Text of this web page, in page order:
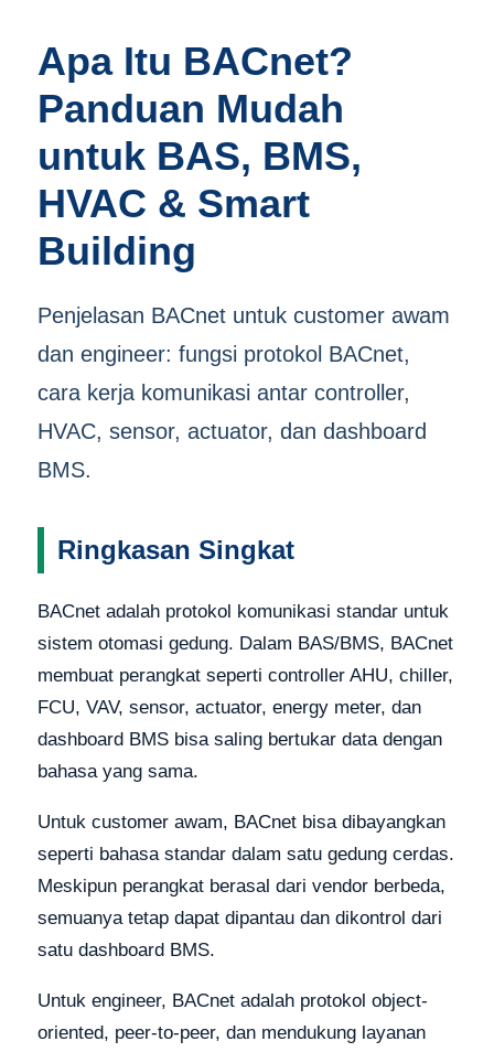
Apa Itu BACnet?
Panduan Mudah
untuk BAS, BMS,
HVAC & Smart
Building
Penjelasan BACnet untuk customer awam
dan engineer: fungsi protokol BACnet,
cara kerja komunikasi antar controller,
HVAC, sensor, actuator, dan dashboard
BMS.
Ringkasan Singkat
BACnet adalah protokol komunikasi standar untuk
sistem otomasi gedung. Dalam BAS/BMS, BACnet
membuat perangkat seperti controller AHU, chiller,
FCU, VAV, sensor, actuator, energy meter, dan
dashboard BMS bisa saling bertukar data dengan
bahasa yang sama.
Untuk customer awam, BACnet bisa dibayangkan
seperti bahasa standar dalam satu gedung cerdas.
Meskipun perangkat berasal dari vendor berbeda,
semuanya tetap dapat dipantau dan dikontrol dari
satu dashboard BMS.
Untuk engineer, BACnet adalah protokol object-
oriented, peer-to-peer, dan mendukung layanan